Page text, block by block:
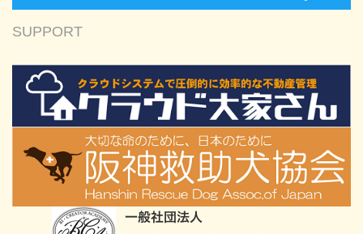
SUPPORT